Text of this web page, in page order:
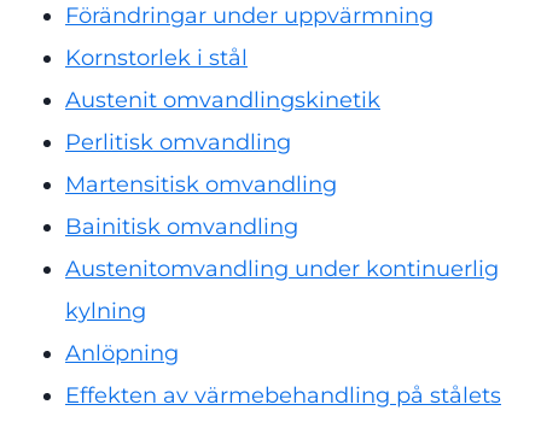
Förändringar under uppvärmning
Kornstorlek i stål
Austenit omvandlingskinetik
Perlitisk omvandling
Martensitisk omvandling
Bainitisk omvandling
Austenitomvandling under kontinuerlig
kylning
Anlöpning
Effekten av värmebehandling på stålets